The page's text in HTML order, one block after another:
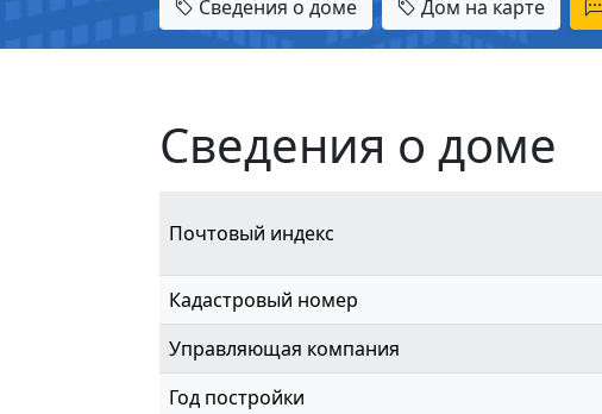
Сведения о доме Дом на карте
Сведения о доме
Почтовый индекс
Кадастровый номер
Управляющая компания
Год постройки